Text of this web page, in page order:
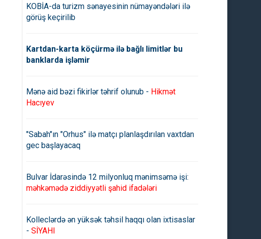
KOBİA-da turizm sənayesinin nümayəndələri ilə
görüş keçirilib
Kartdan-karta köçürmə ilə bağlı limitlər bu
banklarda işləmir
Mənə aid bəzi fikirlər təhrif olunub - Hikmət
Hacıyev
"Sabah"ın "Orhus" ilə matçı planlaşdırılan vaxtdan
gec başlayacaq
Bulvar İdarəsində 12 milyonluq mənimsəmə işi:
məhkəmədə ziddiyyətli şahid ifadələri
Kolleclərdə ən yüksək təhsil haqqı olan ixtisaslar
- SİYAHI